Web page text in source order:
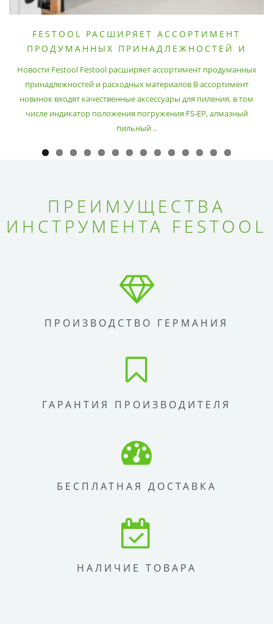
FESTOOL РАСШИРЯЕТ АССОРТИМЕНТ
ПРОДУМАННЫХ ПРИНАДЛЕЖНОСТЕЙ И
Новости Festool Festool расширяет ассортимент продуманных
принадлежностей и расходных материалов В ассортимент
новинок входят качественные аксессуары для пиления, в том
числе индикатор положения погружения FS-EP, алмазный
пильный ..
ПРЕИМУЩЕСТВА
ИНСТРУМЕНТА FESTOOL
ПРОИЗВОДСТВО ГЕРМАНИЯ
ГАРАНТИЯ ПРОИЗВОДИТЕЛЯ
БЕСПЛАТНАЯ ДОСТАВКА
НАЛИЧИЕ ТОВАРА